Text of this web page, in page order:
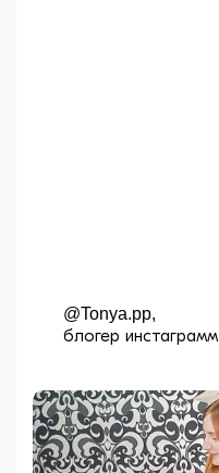
@Tonya.pp,
блогер инстаграмм